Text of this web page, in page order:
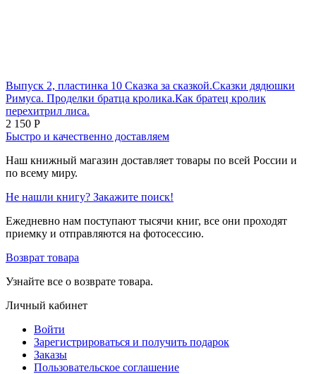
Выпуск 2, пластинка 10 Сказка за сказкой.Сказки дядюшки
Римуса. Проделки братца кролика.Как братец кролик
перехитрил лиса.
2 150 Р
Быстро и качественно доставляем
Наш книжный магазин доставляет товары по всей России и
по всему миру.
Не нашли книгу? Закажите поиск!
Ежедневно нам поступают тысячи книг, все они проходят
приемку и отправляются на фотосессию.
Возврат товара
Узнайте все о возврате товара.
Личный кабинет
Войти
Зарегистрироваться и получить подарок
Заказы
Пользовательское соглашение